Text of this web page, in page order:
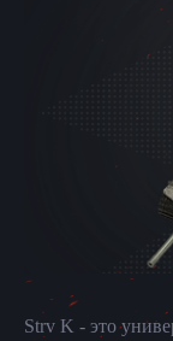
Strv K - это